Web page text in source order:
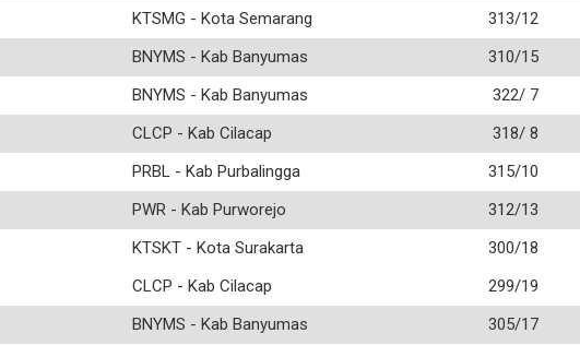
KTSMG - Kota Semarang 313/12
BNYMS - Kab Banyumas 310/15
BNYMS - Kab Banyumas 322/ 7
CLCP - Kab Cilacap 318/ 8
PRBL - Kab Purbalingga 315/10
PWR - Kab Purworejo 312/13
KTSKT - Kota Surakarta 300/18
CLCP - Kab Cilacap 299/19
BNYMS - Kab Banyumas 305/17